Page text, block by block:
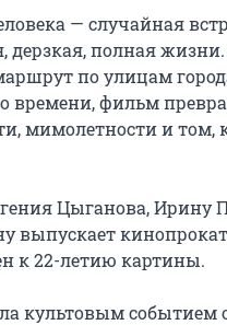
— случайная
дерзкая, полная
по улицам
времени, фильм
мимолетности и том,
Цыганова, Ирину
выпускает
к 22-летию картины.
культовым событием